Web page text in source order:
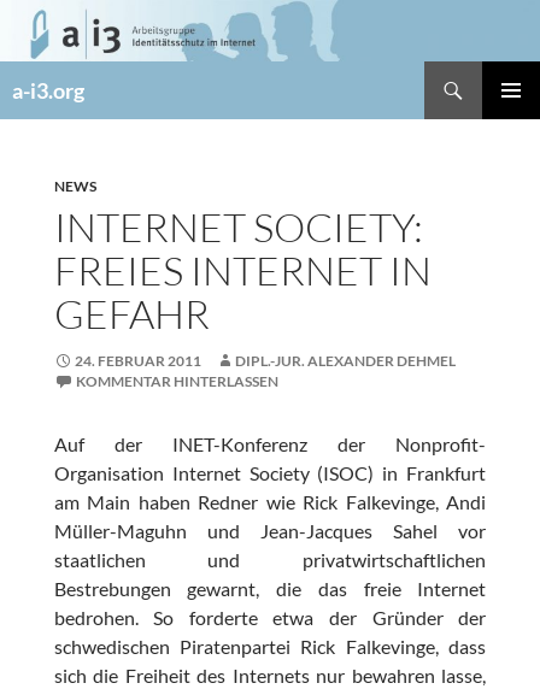
Zum
Inhalt
a-i3.org
NEWS
INTERNET SOCIETY:
FREIES INTERNET IN
GEFAHR
24. FEBRUAR 2011
DIPL.-JUR. ALEXANDER DEHMEL
KOMMENTAR HINTERLASSEN
Auf der INET-Konferenz der Nonprofit-
Organisation Internet Society (ISOC) in Frankfurt
am Main haben Redner wie Rick Falkevinge, Andi
Müller-Maguhn und Jean-Jacques Sahel vor
staatlichen und privatwirtschaftlichen
Bestrebungen gewarnt, die das freie Internet
bedrohen. So forderte etwa der Gründer der
schwedischen Piratenpartei Rick Falkevinge, dass
sich die Freiheit des Internets nur bewahren lasse,